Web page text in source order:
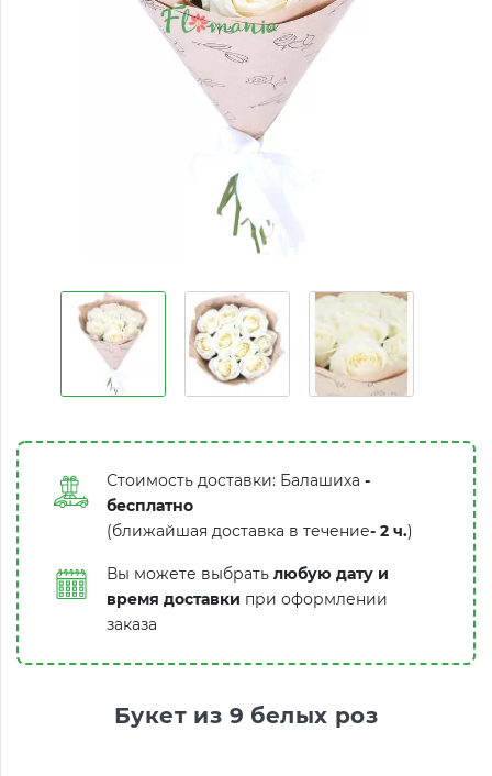
Стоимость доставки: Балашиха -
бесплатно
(ближайшая доставка в течение- 2 ч.)
Вы можете выбрать любую дату и
время доставки при оформлении
заказа
Букет из 9 белых роз